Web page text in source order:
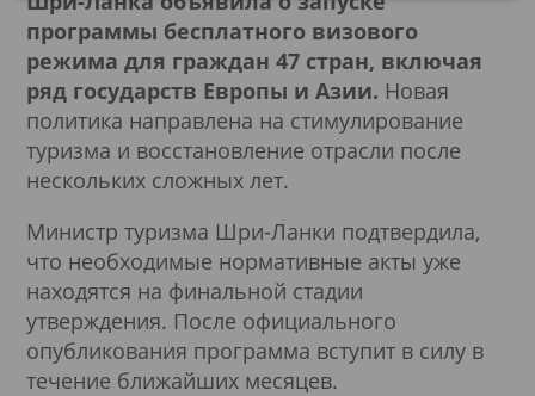
Подробнее
программы бесплатного визового
режима для граждан 47 стран, включая
ряд государств Европы и Азии. Новая
политика направлена на стимулирование
туризма и восстановление отрасли после
нескольких сложных лет.
Министр туризма Шри-Ланки подтвердила,
что необходимые нормативные акты уже
находятся на финальной стадии
утверждения. После официального
опубликования программа вступит в силу в
течение ближайших месяцев.